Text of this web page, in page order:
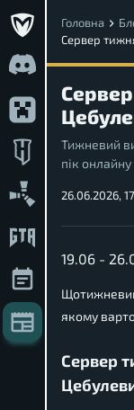
Головна
Сервер
Тижневий
пік онлайну
26.06.2026,
19.06 -
якому
Сервер